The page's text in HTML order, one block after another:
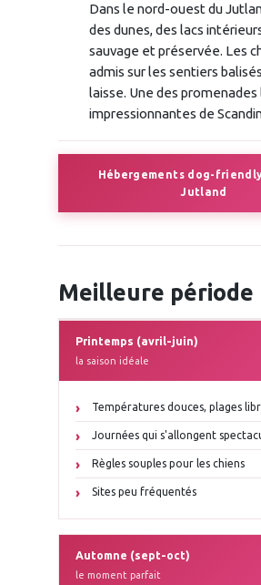
Dans le nord-ouest du
des dunes, des lacs
sauvage et préservée. Les
admis sur les sentiers
laisse. Une des promenades
impressionnantes de
Hébergements dog-
Jutland
Meilleure période
Printemps (avril-juin)
la saison idéale
Températures douces, plages
Journées qui s'allongent
Règles souples pour les chiens
Sites peu fréquentés
Automne (sept-oct)
le moment parfait